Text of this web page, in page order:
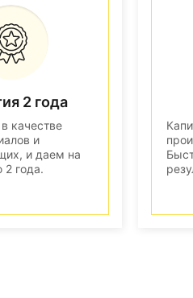
2 года
качестве
и
и даем на
2 года.